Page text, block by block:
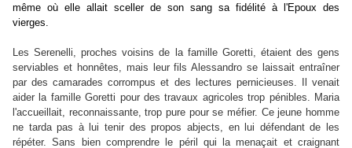
même où elle allait sceller de son sang sa fidélité à l'Epoux des
vierges.
Les Serenelli, proches voisins de la famille Goretti, étaient des gens
serviables et honnêtes, mais leur fils Alessandro se laissait entraîner
par des camarades corrompus et des lectures pernicieuses. Il venait
aider la famille Goretti pour des travaux agricoles trop pénibles. Maria
l'accueillait, reconnaissante, trop pure pour se méfier. Ce jeune homme
ne tarda pas à lui tenir des propos abjects, en lui défendant de les
répéter. Sans bien comprendre le péril qui la menaçait et craignant